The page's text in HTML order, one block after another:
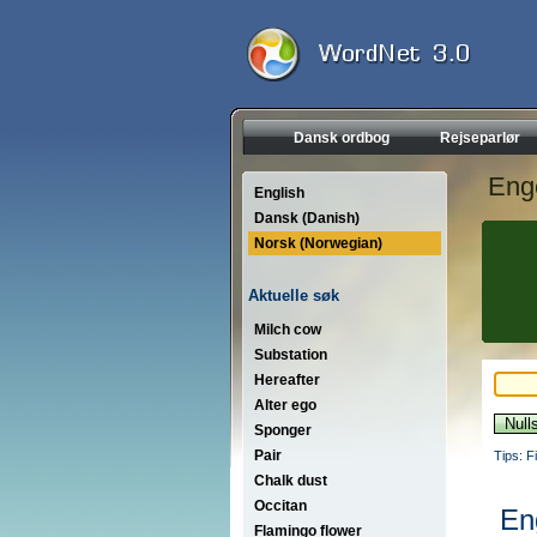
Dansk ordbog Rejseparlør
English
Dansk (Danish)
Norsk (Norwegian)
Aktuelle søk
Milch cow
Substation
Hereafter
Alter ego
Sponger
Pair
Chalk dust
Occitan
Flamingo flower
Tips: